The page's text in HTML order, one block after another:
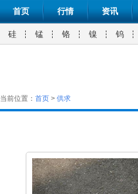
首页 行情 资讯
硅 锰 铬 镍 钨
当前位置： 首页 > 供求